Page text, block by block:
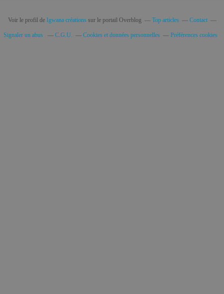
Voir le profil de Igwana créationssur le portail Overblog Top articles Contact
Signaler un abus C.G.U. Cookies et données personnelles Préférences cookies